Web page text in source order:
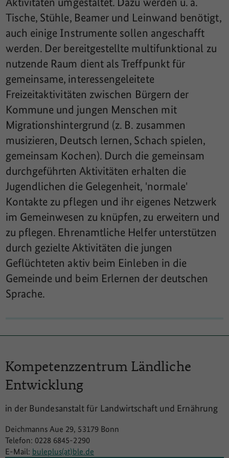
Tische, Stühle, Beamer und Leinwand benötigt,
auch einige Instrumente sollen angeschafft
werden. Der bereitgestellte multifunktional zu
nutzende Raum dient als Treffpunkt für
gemeinsame, interessengeleitete
Freizeitaktivitäten zwischen Bürgern der
Kommune und jungen Menschen mit
Migrationshintergrund (z. B. zusammen
musizieren, Deutsch lernen, Schach spielen,
gemeinsam Kochen). Durch die gemeinsam
durchgeführten Aktivitäten erhalten die
Jugendlichen die Gelegenheit, 'normale'
Kontakte zu pflegen und ihr eigenes Netzwerk
im Gemeinwesen zu knüpfen, zu erweitern und
zu pflegen. Ehrenamtliche Helfer unterstützen
durch gezielte Aktivitäten die jungen
Geflüchteten aktiv beim Einleben in die
Gemeinde und beim Erlernen der deutschen
Sprache.
Kompetenzzentrum Ländliche
Entwicklung
in der Bundesanstalt für Landwirtschaft und Ernährung
Deichmanns Aue 29, 53179 Bonn
Telefon: 0228 6845-2290
E-Mail: buleplus(at)ble.de